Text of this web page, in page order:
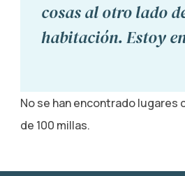
cosas al otro lado
habitación. Estoy
No se han encontrado lugares
de 100 millas.